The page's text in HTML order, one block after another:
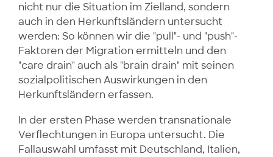
nicht nur die Situation im Zielland, sondern
auch in den Herkunftsländern untersucht
werden: So können wir die "pull"- und "push"-
Faktoren der Migration ermitteln und den
"care drain" auch als "brain drain" mit seinen
sozialpolitischen Auswirkungen in den
Herkunftsländern erfassen.
In der ersten Phase werden transnationale
Verflechtungen in Europa untersucht. Die
Fallauswahl umfasst mit Deutschland, Italien,